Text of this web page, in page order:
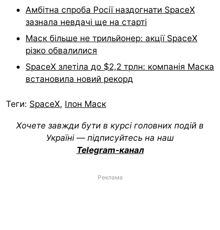
Амбітна спроба Росії наздогнати SpaceX
зазнала невдачі ще на старті
Маск більше не трильйонер: акції SpaceX
різко обвалилися
SpaceX злетіла до $2,2 трлн: компанія Маска
встановила новий рекорд
Теги: SpaceX, Ілон Маск
Хочете завжди бути в курсі головних подій в
Україні — підписуйтесь на наш
Telegram-канал
Реклама